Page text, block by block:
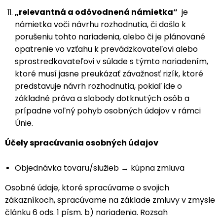
„relevantná a odôvodnená námietka“ je
námietka voči návrhu rozhodnutia, či došlo k
porušeniu tohto nariadenia, alebo či je plánované
opatrenie vo vzťahu k prevádzkovateľovi alebo
sprostredkovateľovi v súlade s týmto nariadením,
ktoré musí jasne preukázať závažnosť rizík, ktoré
predstavuje návrh rozhodnutia, pokiaľ ide o
základné práva a slobody dotknutých osôb a
prípadne voľný pohyb osobných údajov v rámci
Únie.
Účely spracúvania osobných údajov
Objednávka tovaru/služieb → kúpna zmluva
Osobné údaje, ktoré spracúvame o svojich
zákazníkoch, spracúvame na základe zmluvy v zmysle
článku 6 ods. 1 písm. b) nariadenia. Rozsah